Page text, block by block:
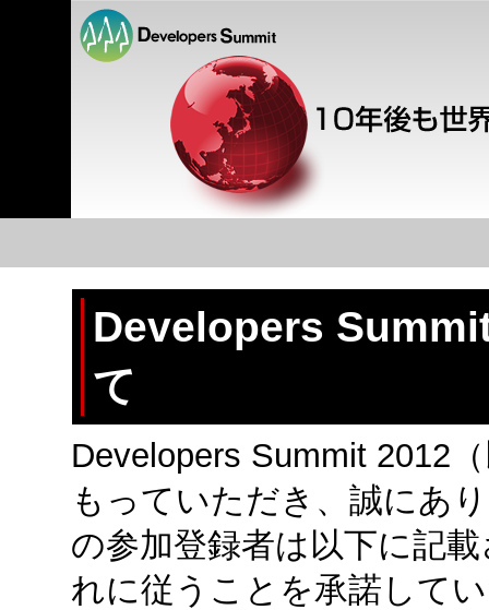
Developers
て
Developers Summit 2012
もっていただき、誠にあ
の参加登録者は以下に記
れに従うことを承諾して